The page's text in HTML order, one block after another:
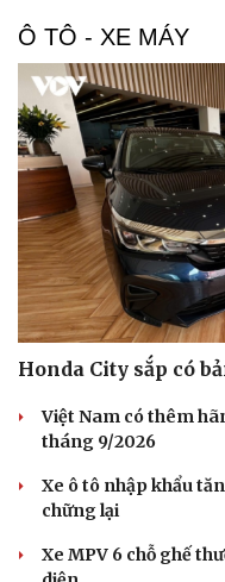
Du lịch
Tư vấn
Săn Tour
Ô TÔ - XE MÁY
Honda City sắp có
Việt Nam có thêm
tháng 9/2026
Xe ô tô nhập khẩu
chững lại
Xe MPV 6 chỗ ghế